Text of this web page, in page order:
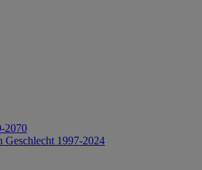
2070
Geschlecht 1997-2024